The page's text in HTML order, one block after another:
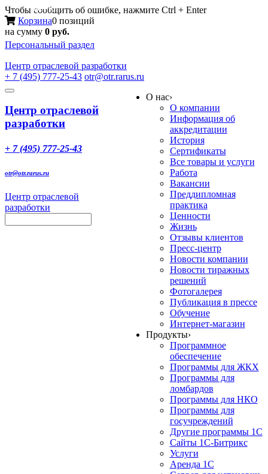
Чтобы сообщить об ошибке, нажмите Ctrl + Enter
Корзина0 позиций
на сумму 0 руб.
Персональный раздел
Центр отраслевой разработки
+ 7 (495) 777-25-43 otr@otr.rarus.ru
Toggle
Меню
Центр отраслевой
разработки
+ 7 (495) 777-25-43
otr@otr.rarus.ru
Центр отраслевой
разработки
О нас›
О компании
Информация об
аккредитации
История
Сертификаты
Все товары и услуги
Работа
Вакансии
Преддипломная
практика
Ценности
Жизнь
Отзывы клиентов
Пресс-центр
Новости компании
Новости тиражных
решений
Фотогалерея
Публикация в прессе
Обучение
Интернет-магазин
Продукты›
Программное
обеспечение
Программы для ЖКХ
Программы для
ломбардов
Программы для НКО
Программы для
госучреждений
Другие программы 1С
Сайты 1С-Битрикс
Услуги
Аренда 1С